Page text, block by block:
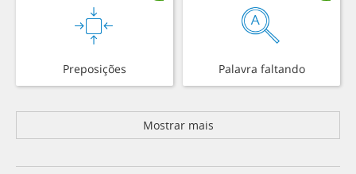
Preposições Palavra faltando
Mostrar mais